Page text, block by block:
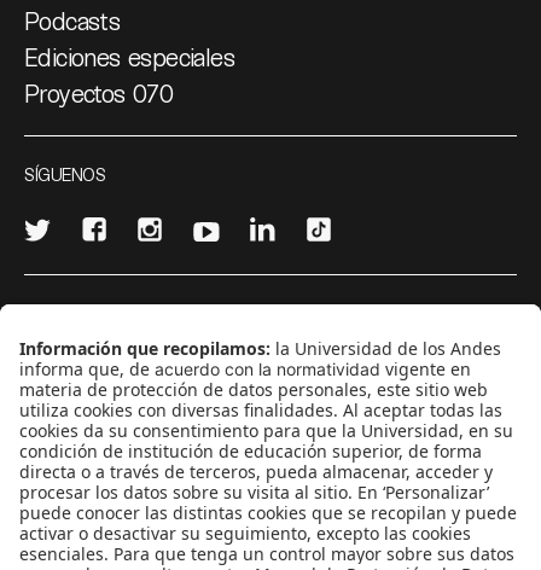
Podcasts
Ediciones especiales
Proyectos 070
SÍGUENOS
CONTÁCTANOS
cerosetenta@uniandes.edu.co
BOGOTÁ, COLOMBIA
NEWSLETTER